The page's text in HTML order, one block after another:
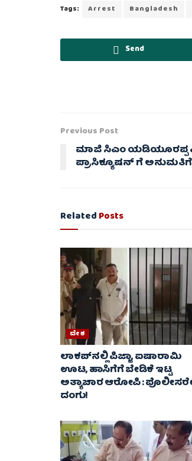
Tags: Arrest Bangladesh
Send
Previous Post
ಮಾಜಿ ಸಿಎಂ ಯಡಿಯೂರಪ್ಪ
ಪ್ರಾಸಿಕ್ಯೂಷನ್ ಗೆ
RelatedPosts
ದೇಶ
ಲಾಕಪ್‌ನಲ್ಲಿ ಪಿಜ್ಜಾ, ಐಷಾರಾಮಿ
ಊಟ, ಹಾಸಿಗೆಗೆ ಬೇಡಿಕೆ ಇಟ್ಟ
ಅತ್ಯಾಚಾರ ಆರೋಪಿ :
ದಂಗು!